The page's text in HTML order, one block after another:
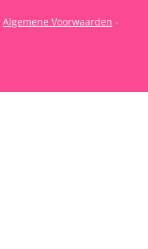
Algemene Voorwaarden -